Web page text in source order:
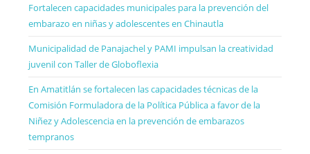
Fortalecen capacidades municipales para la prevención del
embarazo en niñas y adolescentes en Chinautla
Municipalidad de Panajachel y PAMI impulsan la creatividad
juvenil con Taller de Globoflexia
En Amatitlán se fortalecen las capacidades técnicas de la
Comisión Formuladora de la Política Pública a favor de la
Niñez y Adolescencia en la prevención de embarazos
tempranos